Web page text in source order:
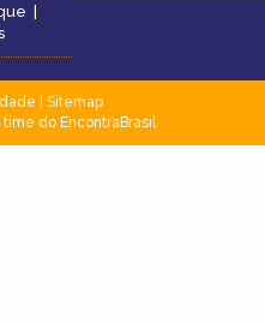
Sitemap
time do EncontraBrasil